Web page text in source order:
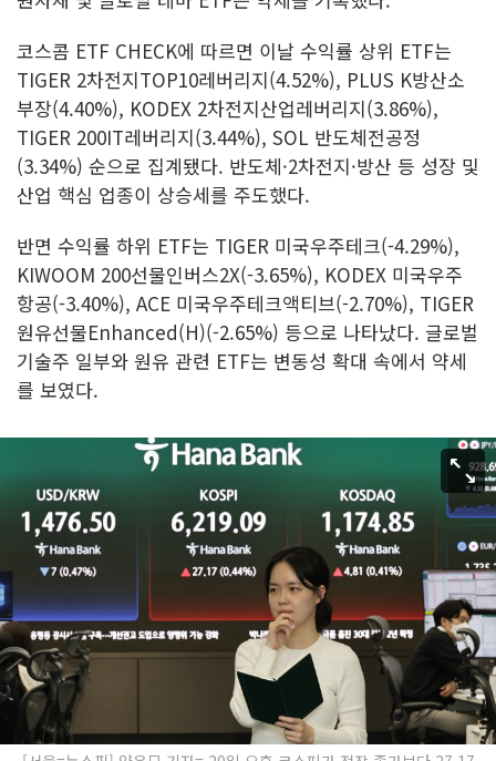
코스콤 ETF CHECK에 따르면 이날 수익률 상위 ETF는
TIGER 2차전지TOP10레버리지(4.52%), PLUS K방산소
부장(4.40%), KODEX 2차전지산업레버리지(3.86%),
TIGER 200IT레버리지(3.44%), SOL 반도체전공정
(3.34%) 순으로 집계됐다. 반도체·2차전지·방산 등 성장 및
산업 핵심 업종이 상승세를 주도했다.
반면 수익률 하위 ETF는 TIGER 미국우주테크(-4.29%),
KIWOOM 200선물인버스2X(-3.65%), KODEX 미국우주
항공(-3.40%), ACE 미국우주테크액티브(-2.70%), TIGER
원유선물Enhanced(H)(-2.65%) 등으로 나타났다. 글로벌
기술주 일부와 원유 관련 ETF는 변동성 확대 속에서 약세
를 보였다.